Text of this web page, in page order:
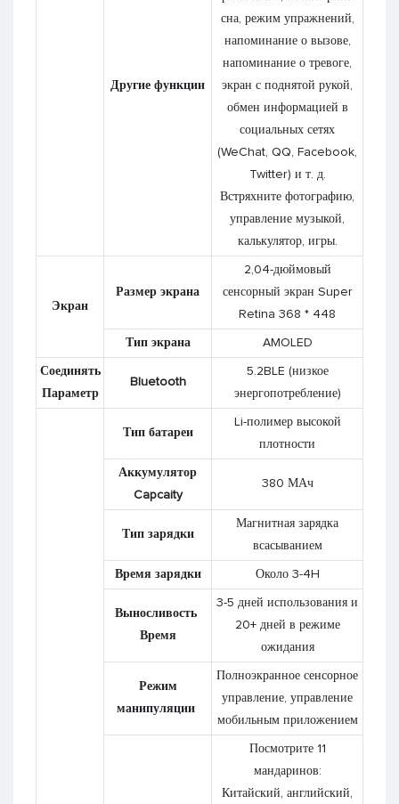
Другие функции
сна, режим упражнений,
напоминание о вызове,
напоминание о тревоге,
экран с поднятой рукой,
обмен информацией в
социальных сетях
(WeChat, QQ, Facebook,
Twitter) и т. д.
Встряхните фотографию,
управление музыкой,
калькулятор, игры.
Экран
Размер экрана
2,04-дюймовый
сенсорный экран Super
Retina 368 * 448
Тип экрана AMOLED
Соединять
Параметр
Bluetooth
5.2BLE (низкое
энергопотребление)
Тип батареи
Li-полимер высокой
плотности
Аккумулятор
Capcaity
380 МАч
Тип зарядки
Магнитная зарядка
всасыванием
Время зарядки Около 3-4H
Выносливость
Время
3-5 дней использования и
20+ дней в режиме
ожидания
Режим
манипуляции
Полноэкранное сенсорное
управление, управление
мобильным приложением
Посмотрите 11
мандаринов:
Китайский, английский,